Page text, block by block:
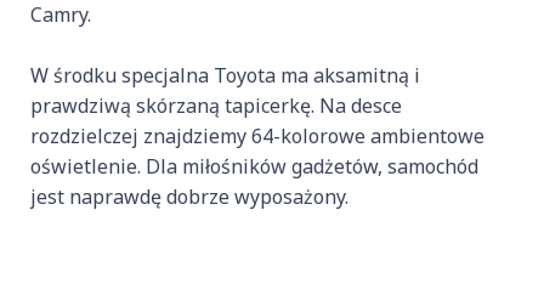
Camry.
W środku specjalna Toyota ma aksamitną i
prawdziwą skórzaną tapicerkę. Na desce
rozdzielczej znajdziemy 64-kolorowe ambientowe
oświetlenie. Dla miłośników gadżetów, samochód
jest naprawdę dobrze wyposażony.